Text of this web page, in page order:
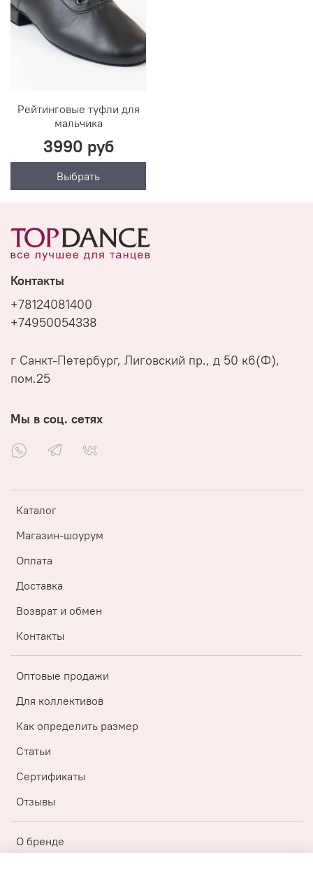
Рейтинговые туфли для
мальчика
3990 руб
Выбрать
Каталог
Магазин-шоурум
Оплата
Доставка
Возврат и обмен
Контакты
Оптовые продажи
Для коллективов
Как определить размер
Статьи
Сертификаты
Отзывы
О бренде
Контакты
+78124081400
+74950054338
г Санкт-Петербург, Лиговский пр., д 50 к6(Ф),
пом.25
Мы в соц. сетях